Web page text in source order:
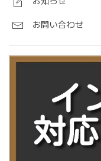
お問い合わせ